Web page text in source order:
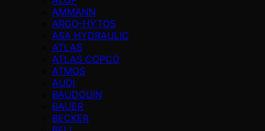
AMMANN
ARGO-HYTOS
ASA HYDRAULIC
ATLAS
ATLAS COPCO
ATMOS
AUDI
BAUDOUIN
BAUER
BECKER